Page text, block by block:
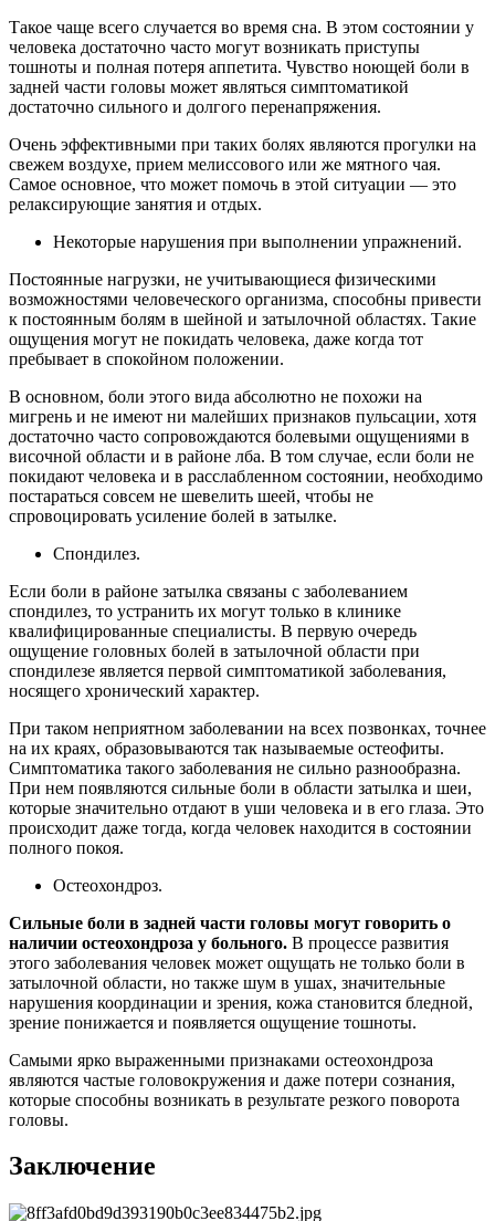
Такое чаще всего случается во время сна. В этом состоянии у
человека достаточно часто могут возникать приступы
тошноты и полная потеря аппетита. Чувство ноющей боли в
задней части головы может являться симптоматикой
достаточно сильного и долгого перенапряжения.
Очень эффективными при таких болях являются прогулки на
свежем воздухе, прием мелиссового или же мятного чая.
Самое основное, что может помочь в этой ситуации — это
релаксирующие занятия и отдых.
Некоторые нарушения при выполнении упражнений.
Постоянные нагрузки, не учитывающиеся физическими
возможностями человеческого организма, способны привести
к постоянным болям в шейной и затылочной областях. Такие
ощущения могут не покидать человека, даже когда тот
пребывает в спокойном положении.
В основном, боли этого вида абсолютно не похожи на
мигрень и не имеют ни малейших признаков пульсации, хотя
достаточно часто сопровождаются болевыми ощущениями в
височной области и в районе лба. В том случае, если боли не
покидают человека и в расслабленном состоянии, необходимо
постараться совсем не шевелить шеей, чтобы не
спровоцировать усиление болей в затылке.
Спондилез.
Если боли в районе затылка связаны с заболеванием
спондилез, то устранить их могут только в клинике
квалифицированные специалисты. В первую очередь
ощущение головных болей в затылочной области при
спондилезе является первой симптоматикой заболевания,
носящего хронический характер.
При таком неприятном заболевании на всех позвонках, точнее
на их краях, образовываются так называемые остеофиты.
Симптоматика такого заболевания не сильно разнообразна.
При нем появляются сильные боли в области затылка и шеи,
которые значительно отдают в уши человека и в его глаза. Это
происходит даже тогда, когда человек находится в состоянии
полного покоя.
Остеохондроз.
Сильные боли в задней части головы могут говорить о
наличии остеохондроза у больного. В процессе развития
этого заболевания человек может ощущать не только боли в
затылочной области, но также шум в ушах, значительные
нарушения координации и зрения, кожа становится бледной,
зрение понижается и появляется ощущение тошноты.
Самыми ярко выраженными признаками остеохондроза
являются частые головокружения и даже потери сознания,
которые способны возникать в результате резкого поворота
головы.
Заключение